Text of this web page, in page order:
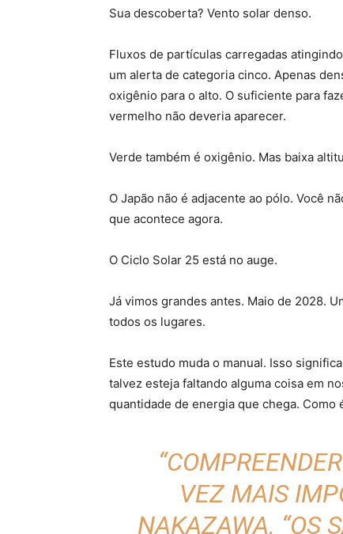
Sua descoberta? Vento solar denso.
Fluxos de partículas carregadas
um alerta de categoria cinco. Apenas
oxigênio para o alto. O suficiente para
vermelho não deveria aparecer.
Verde também é oxigênio. Mas baixa
O Japão não é adjacente ao pólo. Você
que acontece agora.
O Ciclo Solar 25 está no auge.
Já vimos grandes antes. Maio de 2028.
todos os lugares.
Este estudo muda o manual. Isso
talvez esteja faltando alguma coisa em
quantidade de energia que chega. Como
VEZ MAIS
NAKAZAWA. “OS